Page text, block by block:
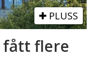
PLUSS
fått flere